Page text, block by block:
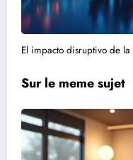
El impacto disruptivo de
Sur le meme sujet